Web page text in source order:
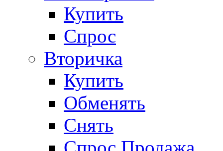
Купить
Спрос
Вторичка
Купить
Обменять
Снять